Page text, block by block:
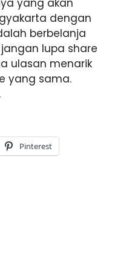
dengan
berbelanja
lupa share
ulasan menarik
yang sama.
Pinterest